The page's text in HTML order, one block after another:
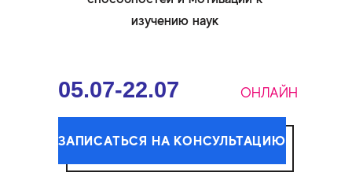
изучению наук
ОНЛАЙН
ЗАПИСАТЬСЯ НА КОНСУЛЬТАЦИЮ
05.07-22.07